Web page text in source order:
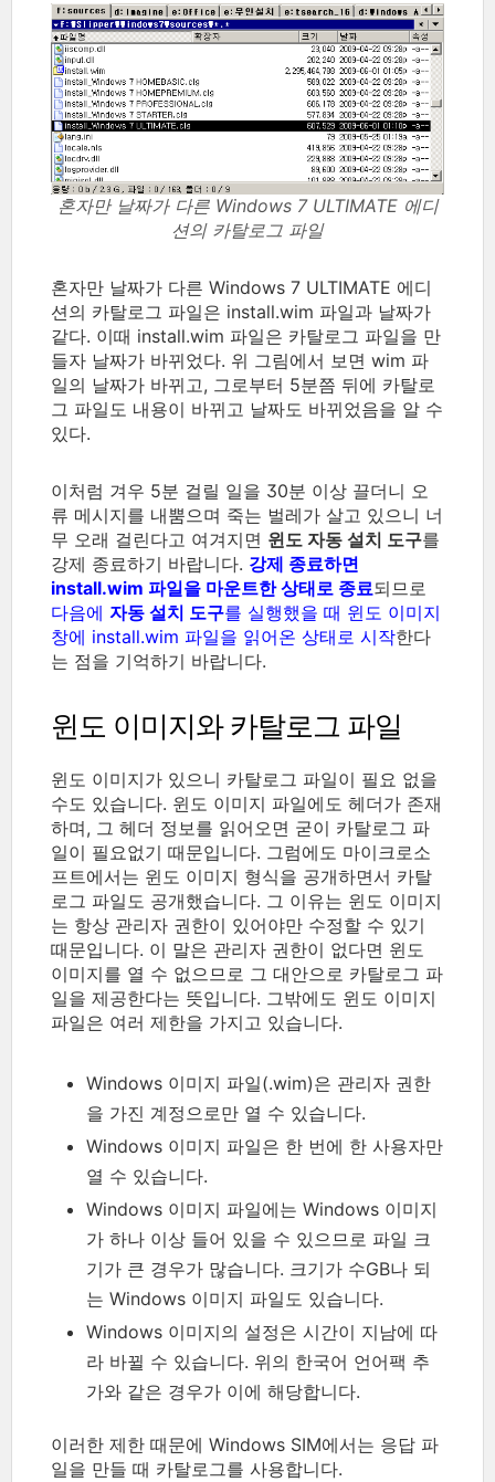
혼자만 날짜가 다른 Windows 7 ULTIMATE 에디
션의 카탈로그 파일
혼자만 날짜가 다른 Windows 7 ULTIMATE 에디
션의 카탈로그 파일은 install.wim 파일과 날짜가
같다. 이때 install.wim 파일은 카탈로그 파일을 만
들자 날짜가 바뀌었다. 위 그림에서 보면 wim 파
일의 날짜가 바뀌고, 그로부터 5분쯤 뒤에 카탈로
그 파일도 내용이 바뀌고 날짜도 바뀌었음을 알 수
있다.
이처럼 겨우 5분 걸릴 일을 30분 이상 끌더니 오
류 메시지를 내뿜으며 죽는 벌레가 살고 있으니 너
무 오래 걸린다고 여겨지면 윈도 자동 설치 도구를
강제 종료하기 바랍니다. 강제 종료하면
install.wim 파일을 마운트한 상태로 종료되므로
다음에 자동 설치 도구를 실행했을 때 윈도 이미지
창에 install.wim 파일을 읽어온 상태로 시작한다
는 점을 기억하기 바랍니다.
윈도 이미지와 카탈로그 파일
윈도 이미지가 있으니 카탈로그 파일이 필요 없을
수도 있습니다. 윈도 이미지 파일에도 헤더가 존재
하며, 그 헤더 정보를 읽어오면 굳이 카탈로그 파
일이 필요없기 때문입니다. 그럼에도 마이크로소
프트에서는 윈도 이미지 형식을 공개하면서 카탈
로그 파일도 공개했습니다. 그 이유는 윈도 이미지
는 항상 관리자 권한이 있어야만 수정할 수 있기
때문입니다. 이 말은 관리자 권한이 없다면 윈도
이미지를 열 수 없으므로 그 대안으로 카탈로그 파
일을 제공한다는 뜻입니다. 그밖에도 윈도 이미지
파일은 여러 제한을 가지고 있습니다.
Windows 이미지 파일(.wim)은 관리자 권한
을 가진 계정으로만 열 수 있습니다.
Windows 이미지 파일은 한 번에 한 사용자만
열 수 있습니다.
Windows 이미지 파일에는 Windows 이미지
가 하나 이상 들어 있을 수 있으므로 파일 크
기가 큰 경우가 많습니다. 크기가 수GB나 되
는 Windows 이미지 파일도 있습니다.
Windows 이미지의 설정은 시간이 지남에 따
라 바뀔 수 있습니다. 위의 한국어 언어팩 추
가와 같은 경우가 이에 해당합니다.
이러한 제한 때문에 Windows SIM에서는 응답 파
일을 만들 때 카탈로그를 사용합니다.